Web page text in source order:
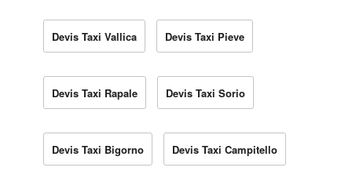
Devis Taxi Vallica Devis Taxi Pieve
Devis Taxi Rapale Devis Taxi Sorio
Devis Taxi Bigorno Devis Taxi Campitello